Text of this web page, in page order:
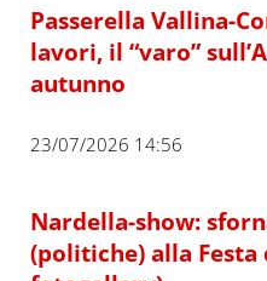
Passerella Vallina-
lavori, il “varo”
autunno
23/07/2026 14:56
Nardella-show:
(politiche) alla